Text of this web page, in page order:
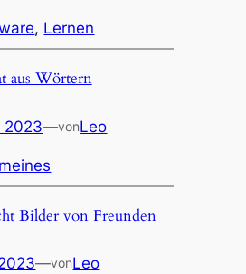
, Lernen
aus Wörtern
2023—vonLeo
Bilder von Freunden
—vonLeo